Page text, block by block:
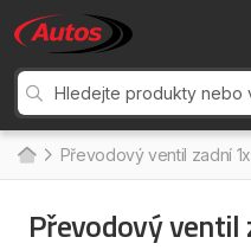
Převodový ventil zadní
Převodový